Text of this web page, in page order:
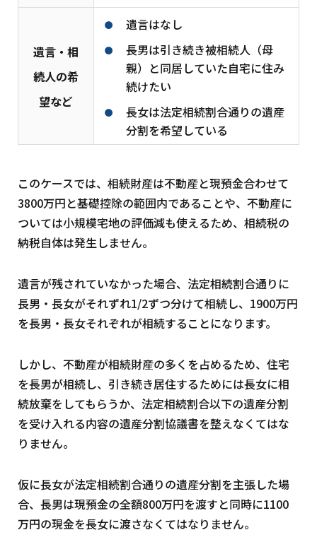
遺言・相
続人の希
望など
遺言はなし
長男は引き続き被相続人（母
親）と同居していた自宅に住み
続けたい
長女は法定相続割合通りの遺産
分割を希望している
このケースでは、相続財産は不動産と現預金合わせて
3800万円と基礎控除の範囲内であることや、不動産に
ついては小規模宅地の評価減も使えるため、相続税の
納税自体は発生しません。
遺言が残されていなかった場合、法定相続割合通りに
長男・長女がそれずれ1/2ずつ分けて相続し、1900万円
を長男・長女それぞれが相続することになります。
しかし、不動産が相続財産の多くを占めるため、住宅
を長男が相続し、引き続き居住するためには長女に相
続放棄をしてもらうか、法定相続割合以下の遺産分割
を受け入れる内容の遺産分割協議書を整えなくてはな
りません。
仮に長女が法定相続割合通りの遺産分割を主張した場
合、長男は現預金の全額800万円を渡すと同時に1100
万円の現金を長女に渡さなくてはなりません。